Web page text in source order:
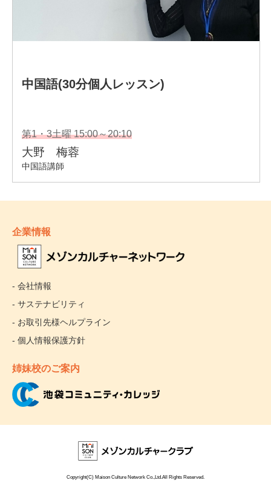
企業情報
- 会社情報
- サステナビリティ
- お取引先様ヘルプライン
- 個人情報保護方針
姉妹校のご案内
Copyright(C) Maison Culture Network Co.,Ltd.All Rights Reserved.